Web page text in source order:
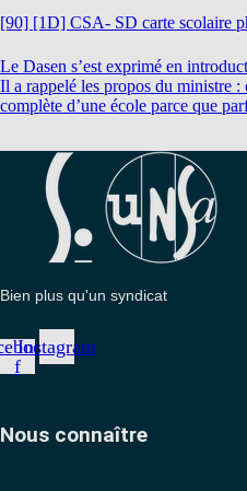
[90] [1D] CSA- SD carte scolaire
Le Dasen s’est exprimé en
Il a rappelé les propos du ministre
complète d’une école parce que
Bien plus qu'un syndicat
f
Instagram
Nous connaître